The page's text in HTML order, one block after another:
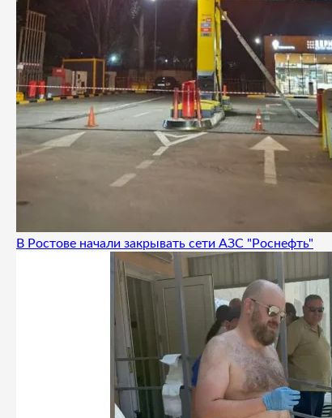
В Ростове начали закрывать сети АЗС "Роснефть"